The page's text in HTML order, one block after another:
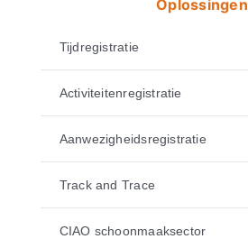
Oplossingen
Tijdregistratie
Activiteitenregistratie
Aanwezigheidsregistratie
Track and Trace
CIAO schoonmaaksector